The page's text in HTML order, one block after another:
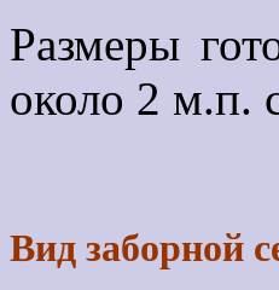
Размеры
около 2 м.п.
Вид заборной